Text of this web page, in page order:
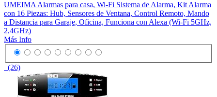
UMEIMA Alarmas para casa, Wi-Fi Sistema de Alarma, Kit Alarma
con 16 Piezas: Hub, Sensores de Ventana, Control Remoto, Mando
a Distancia para Garaje, Oficina, Funciona con Alexa (Wi-Fi 5GHz,
2,4GHz)
Más Info
(26)